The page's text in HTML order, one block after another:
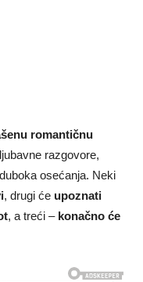
romantičnu
razgovore,
osećanja. Neki
, drugi će upoznati
, a treći – konačno će